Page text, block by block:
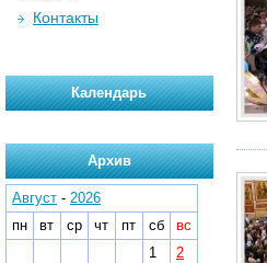
Контакты
Календарь
Архив
Август - 2026
пн
вт ср чт пт сб
вс
1
2